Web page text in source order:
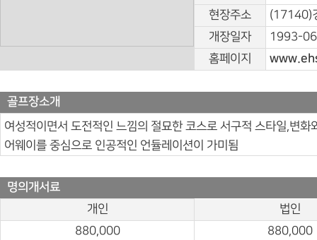
현장주소
(17140)
개장일자
1993-
홈페이지
골프장소개
여성적이면서 도전적인 느낌의 절묘한 코스로 서구적 스타일,변
어웨이를 중심으로 인공적인 언듈레이션이 가미됨
명의개서료
개인
법인
880,000
880,000